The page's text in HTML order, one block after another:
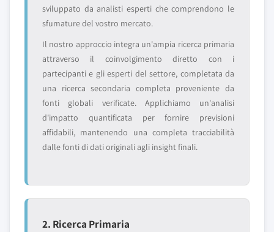
sviluppato da analisti esperti che comprendono le
sfumature del vostro mercato.
Il nostro approccio integra un'ampia ricerca primaria
attraverso il coinvolgimento diretto con i
partecipanti e gli esperti del settore, completata da
una ricerca secondaria completa proveniente da
fonti globali verificate. Applichiamo un'analisi
d'impatto quantificata per fornire previsioni
affidabili, mantenendo una completa tracciabilità
dalle fonti di dati originali agli insight finali.
2. Ricerca Primaria